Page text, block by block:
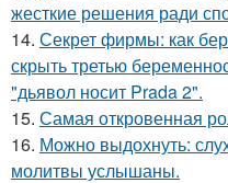
жесткие решения ради
14. Секрет фирмы: как
скрыть третью
"дьявол носит Prada 2".
15. Самая откровенная
16. Можно выдохнуть:
молитвы услышаны.